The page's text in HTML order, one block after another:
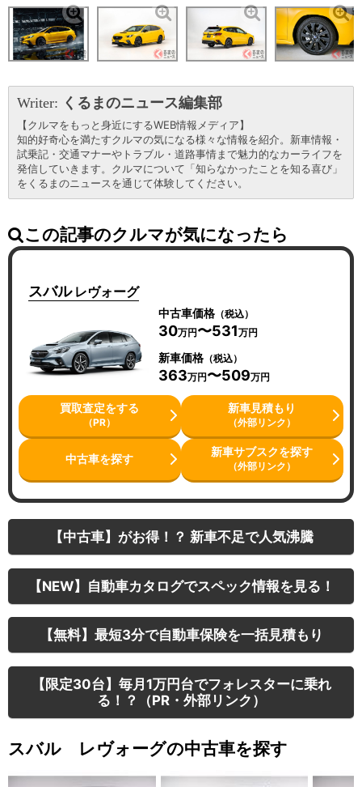
Writer: くるまのニュース編集部
【クルマをもっと身近にするWEB情報メディア】
知的好奇心を満たすクルマの気になる様々な情報を紹介。新車情報・
試乗記・交通マナーやトラブル・道路事情まで魅力的なカーライフを
発信していきます。クルマについて「知らなかったことを知る喜び」
をくるまのニュースを通じて体験してください。
この記事のクルマが気になったら
スバル レヴォーグ
中古車価格（税込）
30万円〜531万円
新車価格（税込）
363万円〜509万円
買取査定をする
（PR）
新車見積もり
（外部リンク）
中古車を探す 新車サブスクを探す
（外部リンク）
【中古車】がお得！？ 新車不足で人気沸騰
【NEW】自動車カタログでスペック情報を見る！
【無料】最短3分で自動車保険を一括見積もり
【限定30台】毎月1万円台でフォレスターに乗れ
る！？（PR・外部リンク）
スバル レヴォーグの中古車を探す